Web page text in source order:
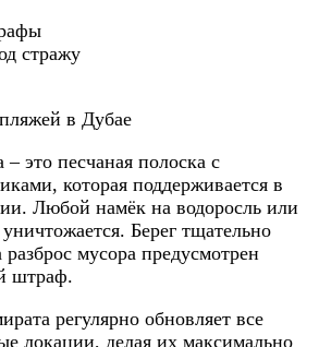
стражу
это песчаная полоска с
которая поддерживается в
Любой намёк на водоросль или
Берег тщательно
мусора предусмотрен
штраф.
регулярно обновляет все
локации, делая их максимально